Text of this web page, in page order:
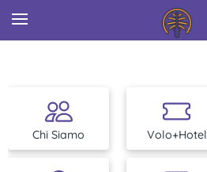
Chi Siamo Volo+Hotel